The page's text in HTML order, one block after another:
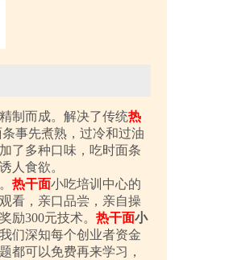
制而成。解决了传统热
事先煮熟，过冷和过油
了多种口味，吃时面条
人食欲。
热干面小吃培训中心的
看，亲口品尝，亲自操
励300元技术。 热干面小
们深知每个创业者资金
都可以免费再来学习，